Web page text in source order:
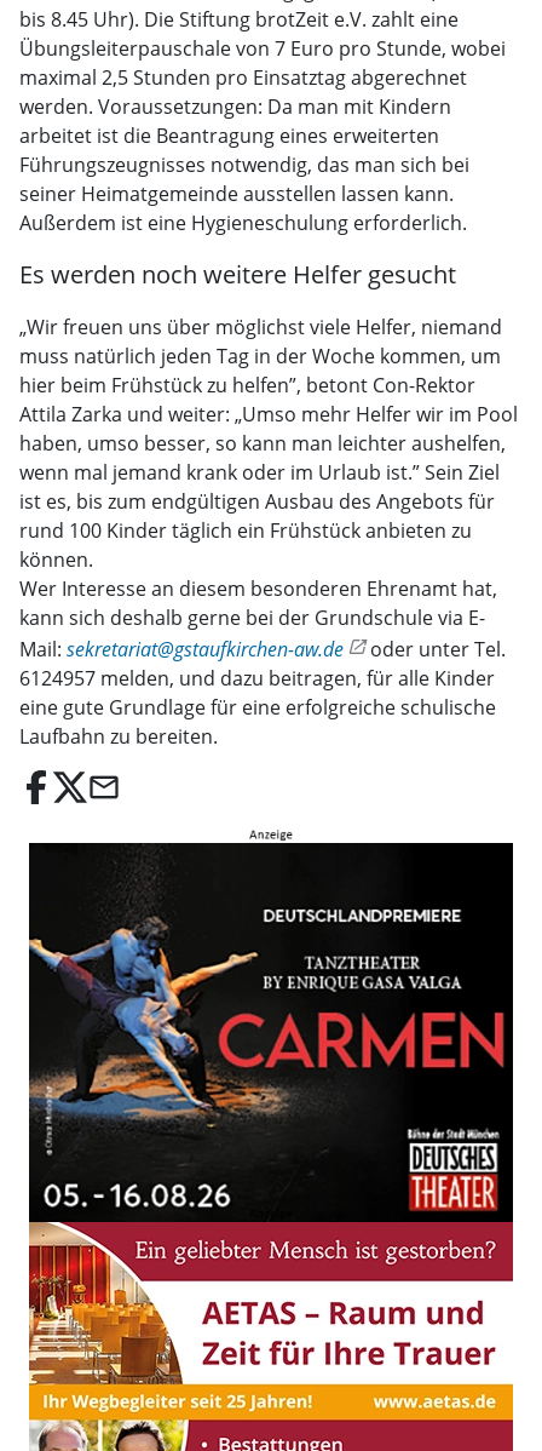
bis 8.45 Uhr). Die Stiftung brotZeit e.V. zahlt eine
Übungsleiterpauschale von 7 Euro pro Stunde, wobei
maximal 2,5 Stunden pro Einsatztag abgerechnet
werden. Voraussetzungen: Da man mit Kindern
arbeitet ist die Beantragung eines erweiterten
Führungszeugnisses notwendig, das man sich bei
seiner Heimatgemeinde ausstellen lassen kann.
Außerdem ist eine Hygieneschulung erforderlich.
Es werden noch weitere Helfer gesucht
„Wir freuen uns über möglichst viele Helfer, niemand
muss natürlich jeden Tag in der Woche kommen, um
hier beim Frühstück zu helfen”, betont Con-Rektor
Attila Zarka und weiter: „Umso mehr Helfer wir im Pool
haben, umso besser, so kann man leichter aushelfen,
wenn mal jemand krank oder im Urlaub ist.” Sein Ziel
ist es, bis zum endgültigen Ausbau des Angebots für
rund 100 Kinder täglich ein Frühstück anbieten zu
können.
Wer Interesse an diesem besonderen Ehrenamt hat,
kann sich deshalb gerne bei der Grundschule via E-
Mail: sekretariat@gstaufkirchen-aw.de
oder unter Tel.
6124957 melden, und dazu beitragen, für alle Kinder
eine gute Grundlage für eine erfolgreiche schulische
Laufbahn zu bereiten.
email